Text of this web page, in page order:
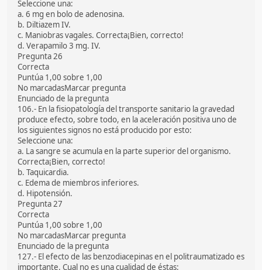
Seleccione una:
a. 6 mg en bolo de adenosina.
b. Diltiazem IV.
c. Maniobras vagales. Correcta¡Bien, correcto!
d. Verapamilo 3 mg. IV.
Pregunta 26
Correcta
Puntúa 1,00 sobre 1,00
No marcadasMarcar pregunta
Enunciado de la pregunta
106.- En la fisiopatología del transporte sanitario la gravedad
produce efecto, sobre todo, en la aceleración positiva uno de
los siguientes signos no está producido por esto:
Seleccione una:
a. La sangre se acumula en la parte superior del organismo.
Correcta¡Bien, correcto!
b. Taquicardia.
c. Edema de miembros inferiores.
d. Hipotensión.
Pregunta 27
Correcta
Puntúa 1,00 sobre 1,00
No marcadasMarcar pregunta
Enunciado de la pregunta
127.- El efecto de las benzodiacepinas en el politraumatizado es
importante. Cual no es una cualidad de éstas: